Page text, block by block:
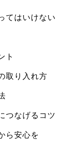
てはいけない
ト
取り入れ方
つなげるコツ
ら安心を